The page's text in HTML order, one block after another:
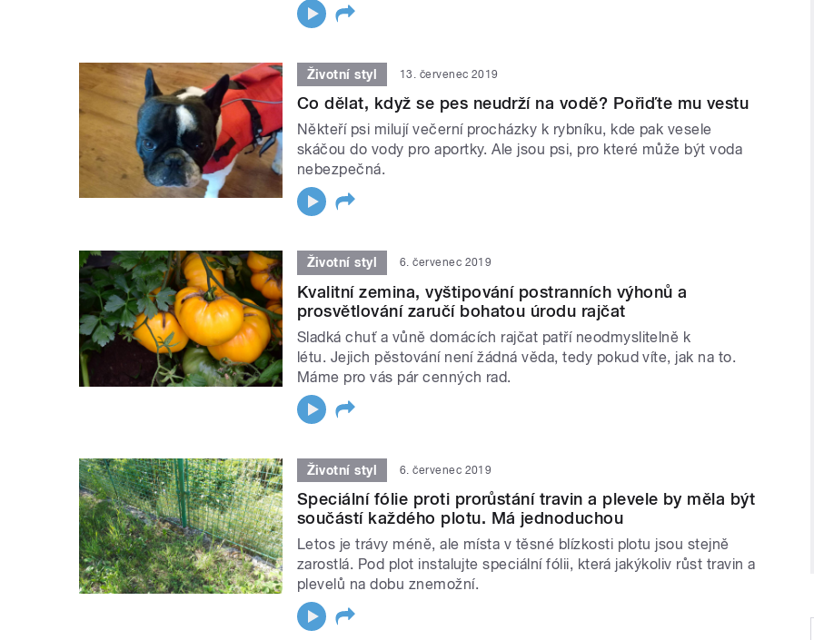
Životní styl 13. červenec 2019
Co dělat, když se pes neudrží na vodě? Pořiďte mu vestu
Někteří psi milují večerní procházky k rybníku, kde pak vesele
skáčou do vody pro aportky. Ale jsou psi, pro které může být voda
nebezpečná.
Životní styl 6. červenec 2019
Kvalitní zemina, vyštipování postranních výhonů a
prosvětlování zaručí bohatou úrodu rajčat
Sladká chuť a vůně domácích rajčat patří neodmyslitelně k
létu. Jejich pěstování není žádná věda, tedy pokud víte, jak na to.
Máme pro vás pár cenných rad.
Životní styl 6. červenec 2019
Speciální fólie proti prorůstání travin a plevele by měla být
součástí každého plotu. Má jednoduchou
Letos je trávy méně, ale místa v těsné blízkosti plotu jsou stejně
zarostlá. Pod plot instalujte speciální fólii, která jakýkoliv růst travin a
plevelů na dobu znemožní.